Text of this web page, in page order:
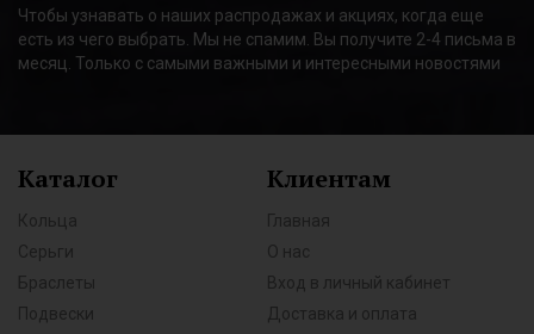
Чтобы узнавать о наших распродажах и акциях, когда еще
есть из чего выбрать. Мы не спамим. Вы получите 2-4 письма в
месяц. Только с самыми важными и интересными новостями
Каталог
Кольца
Серьги
Браслеты
Подвески
Клиентам
Главная
О нас
Вход в личный кабинет
Доставка и оплата